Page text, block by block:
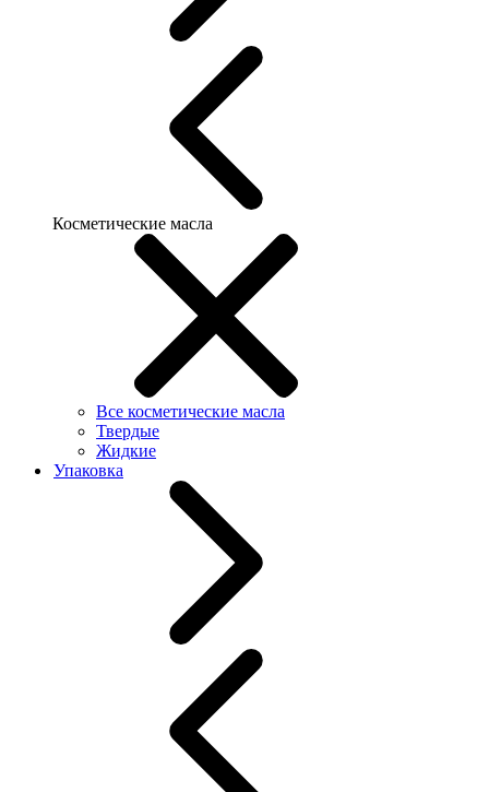
Косметические масла
Все косметические масла
Твердые
Жидкие
Упаковка